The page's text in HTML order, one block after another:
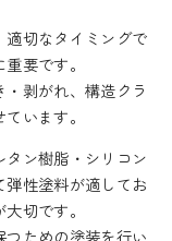
切なタイミングで
要です。
剥がれ、構造クラ
います。
ン樹脂・シリコン
性塗料が適してお
切です。
ための塗装を行い